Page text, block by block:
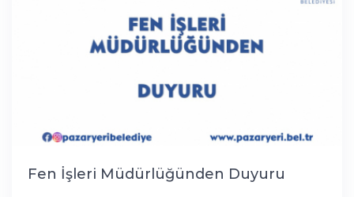
Fen İşleri Müdürlüğünden Duyuru